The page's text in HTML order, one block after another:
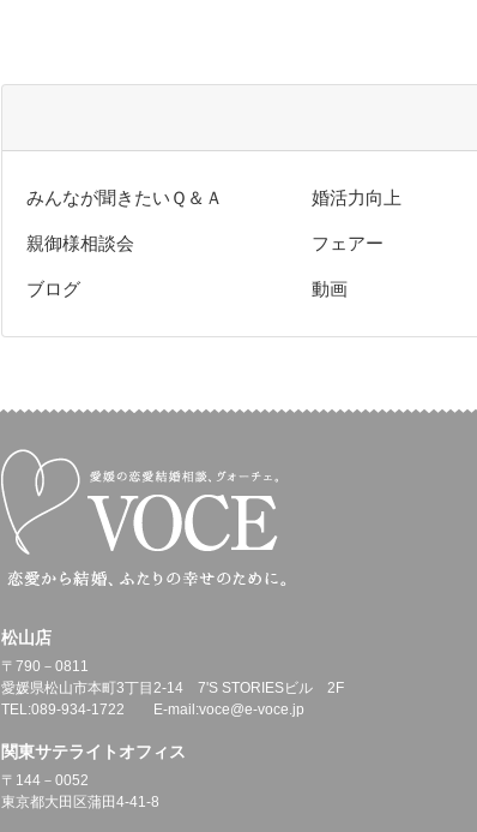
みんなが聞きたいＱ＆Ａ 婚活力向上
親御様相談会 フェアー
ブログ 動画
松山店
〒790－0811
愛媛県松山市本町3丁目2-14 7'S STORIESビル 2F
TEL:089-934-1722 E-mail:voce@e-voce.jp
関東サテライトオフィス
〒144－0052
東京都大田区蒲田4-41-8